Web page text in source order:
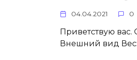
04.04.2021 0
Приветствую вас.
Внешний вид Вес: